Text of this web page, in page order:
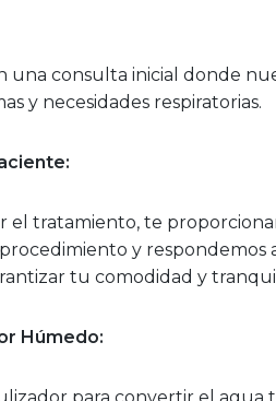
una consulta inicial donde
y necesidades respiratorias.
el tratamiento, te
y respondemos
tu comodidad y
Húmedo: